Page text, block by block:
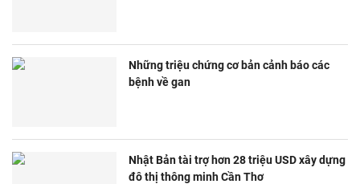
Những triệu chứng cơ bản cảnh báo các
bệnh về gan
Nhật Bản tài trợ hơn 28 triệu USD xây dựng
đô thị thông minh Cần Thơ